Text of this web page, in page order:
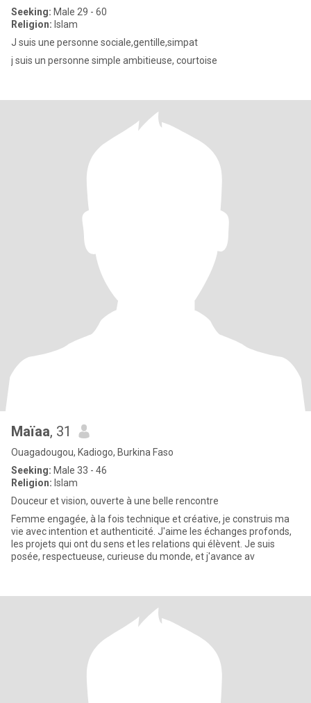
Seeking: Male 29 - 60
Religion: Islam
J suis une personne sociale,gentille,simpat
j suis un personne simple ambitieuse, courtoise
Maïaa, 31
Ouagadougou, Kadiogo, Burkina Faso
Seeking: Male 33 - 46
Religion: Islam
Douceur et vision, ouverte à une belle rencontre
Femme engagée, à la fois technique et créative, je construis ma
vie avec intention et authenticité. J'aime les échanges profonds,
les projets qui ont du sens et les relations qui élèvent. Je suis
posée, respectueuse, curieuse du monde, et j'avance av